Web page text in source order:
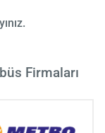
Firmaları